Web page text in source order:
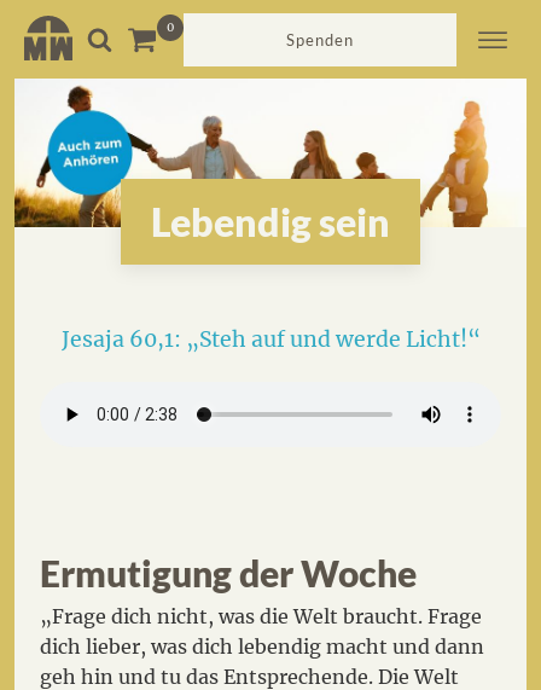
Spenden
Lebendig sein
Jesaja 60,1: „Steh auf und werde Licht!“
Ermutigung der Woche
„Frage dich nicht, was die Welt braucht. Frage
dich lieber, was dich lebendig macht und dann
geh hin und tu das Entsprechende. Die Welt